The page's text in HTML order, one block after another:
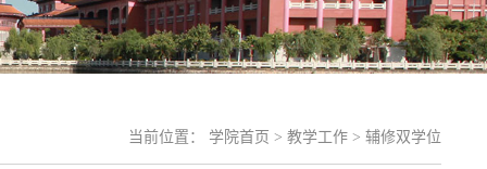
当前位置： 学院首页 > 教学工作 > 辅修双学位